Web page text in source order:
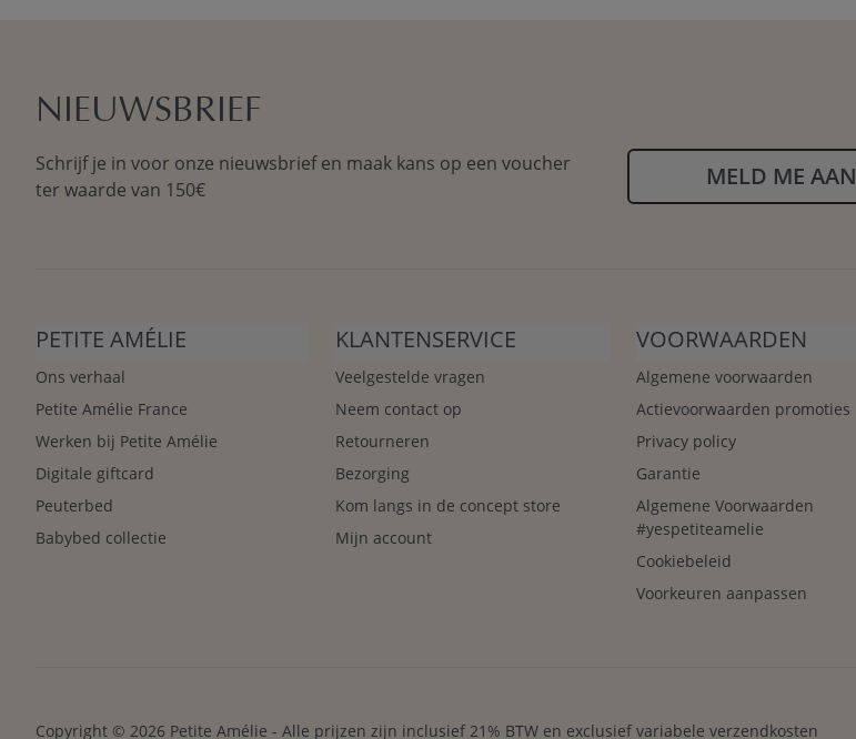
NIEUWSBRIEF
Schrijf je in voor onze nieuwsbrief en maak kans op een voucher
ter waarde van 150€
MELD ME AAN
PETITE AMÉLIE
Ons verhaal
Petite Amélie France
Werken bij Petite Amélie
Digitale giftcard
Peuterbed
Babybed collectie
KLANTENSERVICE
Veelgestelde vragen
Neem contact op
Retourneren
Bezorging
Kom langs in de concept store
Mijn account
VOORWAARDEN
Algemene voorwaarden
Actievoorwaarden promoties
Privacy policy
Garantie
Algemene Voorwaarden
#yespetiteamelie
Cookiebeleid
Voorkeuren aanpassen
Copyright © 2026 Petite Amélie - Alle prijzen zijn inclusief 21% BTW en exclusief variabele verzendkosten